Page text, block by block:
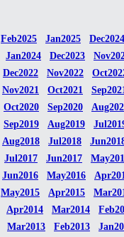
Feb2025 Jan2025 Dec2024
Jan2024 Dec2023
Dec2022 Nov2022
Nov2021 Oct2021
Oct2020 Sep2020
Sep2019 Aug2019
Aug2018 Jul2018
Jul2017 Jun2017
Jun2016 May2016
May2015 Apr2015
Apr2014 Mar2014
Mar2013 Feb2013